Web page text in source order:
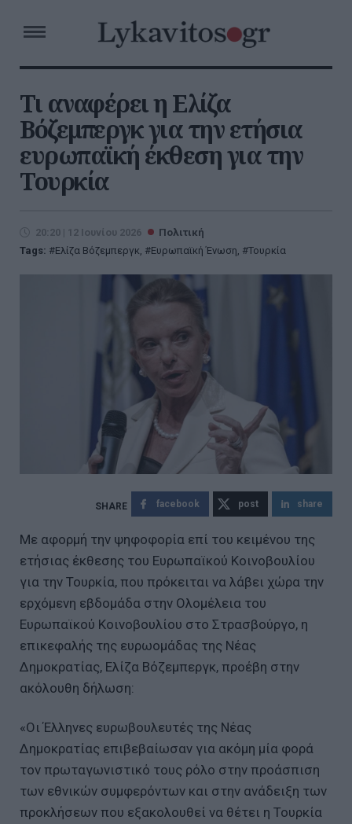
Τι αναφέρει η Ελίζα
Βόζεμπεργκ για την ετήσια
ευρωπαϊκή έκθεση για την
Τουρκία
20:20 | 12 Ιουνίου 2026
Πολιτική
Tags:
Ελίζα Βόζεμπεργκ, Ευρωπαϊκή Ένωση, Τουρκία
facebook post share
Με αφορμή την ψηφοφορία επί του κειμένου της
ετήσιας έκθεσης του Ευρωπαϊκού Κοινοβουλίου
για την Τουρκία, που πρόκειται να λάβει χώρα την
ερχόμενη εβδομάδα στην Ολομέλεια του
Ευρωπαϊκού Κοινοβουλίου στο Στρασβούργο, η
επικεφαλής της ευρωομάδας της Νέας
Δημοκρατίας, Ελίζα Βόζεμπεργκ, προέβη στην
ακόλουθη δήλωση:
«Οι Έλληνες ευρωβουλευτές της Νέας
Δημοκρατίας επιβεβαίωσαν για ακόμη μία φορά
τον πρωταγωνιστικό τους ρόλο στην προάσπιση
των εθνικών συμφερόντων και στην ανάδειξη των
προκλήσεων που εξακολουθεί να θέτει η Τουρκία